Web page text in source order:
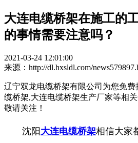
大连电缆桥架在施工的
的事情需要注意吗？
2021-03-24 12:01:00
来源：http://dl.hxsldl.com/
辽宁双龙电缆桥架有限公司为您免费
缆桥架,大连电缆桥架生产厂家等相
敬请关注！
沈阳大连电缆桥架相信大家